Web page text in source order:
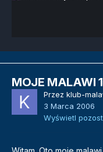
MOJE MALAWI
Przez klub-
3 Marca 2006
Wyświetl